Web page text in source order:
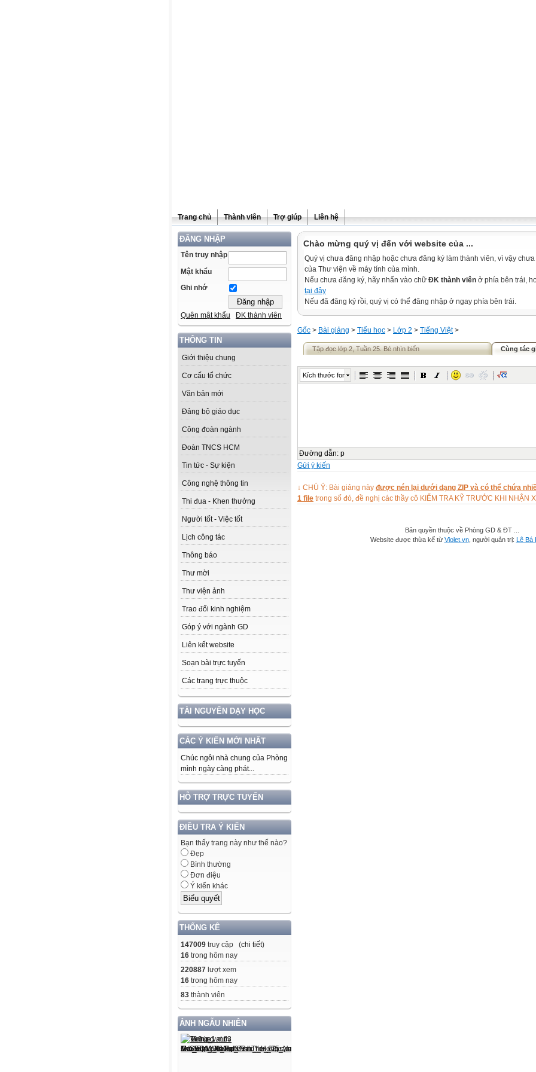
Trang chủ Thành viên Trợ giúp Liên hệ
ĐĂNG NHẬP
Tên truy nhập
Mật khẩu
Ghi nhớ
Quên mật khẩu ĐK thành viên
THÔNG TIN
Giới thiệu chung
Cơ cấu tổ chức
Văn bản mới
Đảng bộ giáo dục
Công đoàn ngành
Đoàn TNCS HCM
Tin tức - Sự kiện
Công nghệ thông tin
Thi đua - Khen thưởng
Người tốt - Việc tốt
Lịch công tác
Thông báo
Thư mời
Thư viện ảnh
Trao đổi kinh nghiệm
Góp ý với ngành GD
Liên kết website
Soạn bài trực tuyến
Các trang trực thuộc
TÀI NGUYÊN DẠY HỌC
CÁC Ý KIẾN MỚI NHẤT
Chúc ngôi nhà chung của Phòng
mình ngày càng phát...
HỖ TRỢ TRỰC TUYẾN
ĐIỀU TRA Ý KIẾN
Bạn thấy trang này như thế nào?
Đẹp
Bình thường
Đơn điệu
Ý kiến khác
THỐNG KÊ
147009 truy cập (chi tiết)
16 trong hôm nay
220887 lượt xem
16 trong hôm nay
83 thành viên
ẢNH NGẪU NHIÊN
Chào mừng quý vị đến với website của ...
Quý vị chưa đăng nhập hoặc chưa đăng ký làm thành viên, vì vậy
của Thư viện về máy tính của mình.
Nếu chưa đăng ký, hãy nhấn vào chữ ĐK thành viên ở phía bên trái,
tại đây
Nếu đã đăng ký rồi, quý vị có thể đăng nhập ở ngay phía bên trái.
Gốc > Bài giảng > Tiểu học > Lớp 2 > Tiếng Việt>
Tập đọc lớp 2, Tuần 25. Bé nhìn biển Cùng tác
Kích thước font
Đường dẫn: p
Gửi ý kiến
↓ CHÚ Ý: Bài giảng này được nén lại dưới dạng ZIP và có thể chứa
1 file trong số đó, đề nghị các thầy cô KIỂM TRA KỸ TRƯỚC KHI NHẬN
Bản quyền thuộc về Phòng GD & ĐT ...
Website được thừa kế từ Violet.vn, người quản trị: Lê Bá